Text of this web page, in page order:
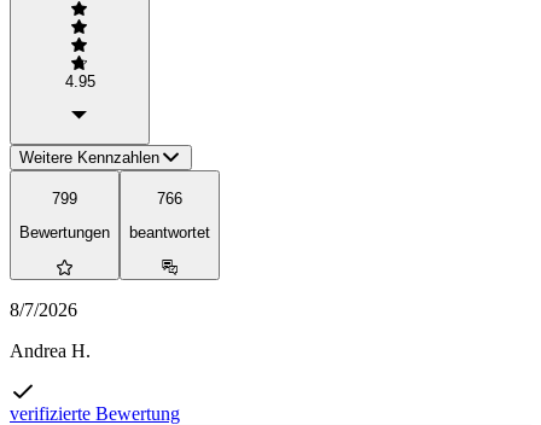
4.95
Weitere Kennzahlen
799
Bewertungen
766
beantwortet
8/7/2026
Andrea H.
verifizierte Bewertung